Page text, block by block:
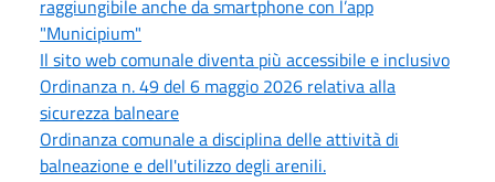
raggiungibile anche da smartphone con l’app
"Municipium"
Il sito web comunale diventa più accessibile e inclusivo
Ordinanza n. 49 del 6 maggio 2026 relativa alla
sicurezza balneare
Ordinanza comunale a disciplina delle attività di
balneazione e dell'utilizzo degli arenili.